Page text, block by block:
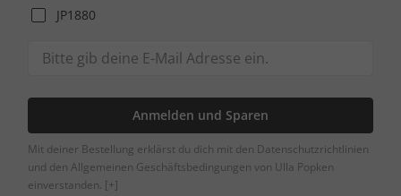
JP1880
Anmelden und Sparen
Mit deiner Bestellung erklärst du dich mit den Datenschutzrichtlinien
und den Allgemeinen Geschäftsbedingungen von Ulla Popken
einverstanden. [+]